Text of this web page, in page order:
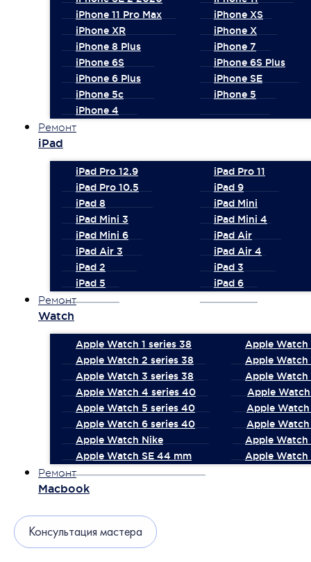
iPhone 11 Pro Max
iPhone XS
iPhone XR
iPhone X
iPhone 8 Plus
iPhone 7
iPhone 6S
iPhone 6S Plus
iPhone 6 Plus
iPhone SE
iPhone 5c
iPhone 5
iPhone 4
Ремонт
iPad
iPad Pro 12.9
iPad Pro 11
iPad Pro 10.5
iPad 9
iPad 8
iPad Mini
iPad Mini 3
iPad Mini 4
iPad Mini 6
iPad Air
iPad Air 3
iPad Air 4
iPad 2
iPad 3
iPad 5
iPad 6
Ремонт
Watch
Apple Watch 1 series 38
Apple Watch
Apple Watch 2 series 38
Apple Watch
Apple Watch 3 series 38
Apple Watch
Apple Watch 4 series 40
Apple
Apple Watch 5 series 40
Apple
Apple Watch 6 series 40
Apple
Apple Watch Nike
Apple Watch
Apple Watch SE 44 mm
Apple Watch
Ремонт
Macbook
Консультация мастера